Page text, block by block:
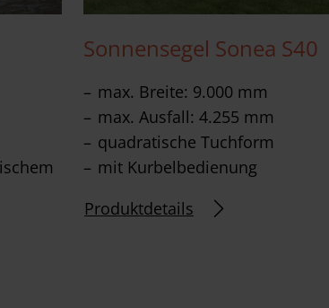
Sonnensegel Sonea S40
max. Breite: 9.000 mm
max. Ausfall: 4.255 mm
quadratische Tuchform
mit Kurbelbedienung
Produktdetails